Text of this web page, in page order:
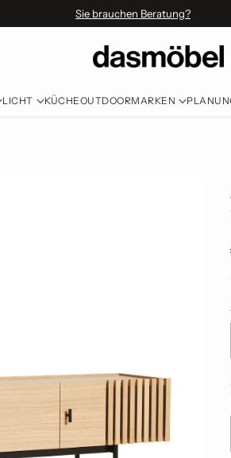
Sie brauchen Beratung?
LICHT KÜCHEOUTDOORMARKEN